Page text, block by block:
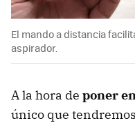
El mando a distancia
aspirador.
A la hora de poner
único que